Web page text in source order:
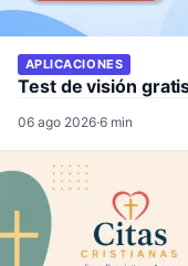
APLICACIONES
Test de visión
06 ago 2026·6 min